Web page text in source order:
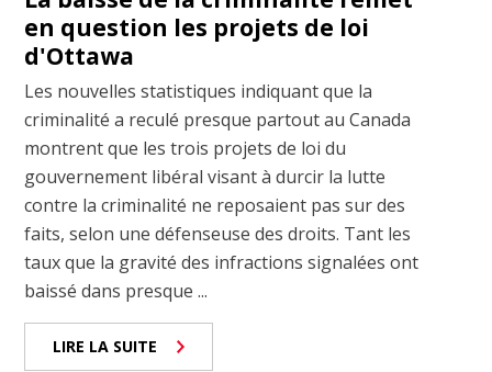
en question les projets de loi
d'Ottawa
Les nouvelles statistiques indiquant que la
criminalité a reculé presque partout au Canada
montrent que les trois projets de loi du
gouvernement libéral visant à durcir la lutte
contre la criminalité ne reposaient pas sur des
faits, selon une défenseuse des droits. Tant les
taux que la gravité des infractions signalées ont
baissé dans presque ...
LIRE LA SUITE